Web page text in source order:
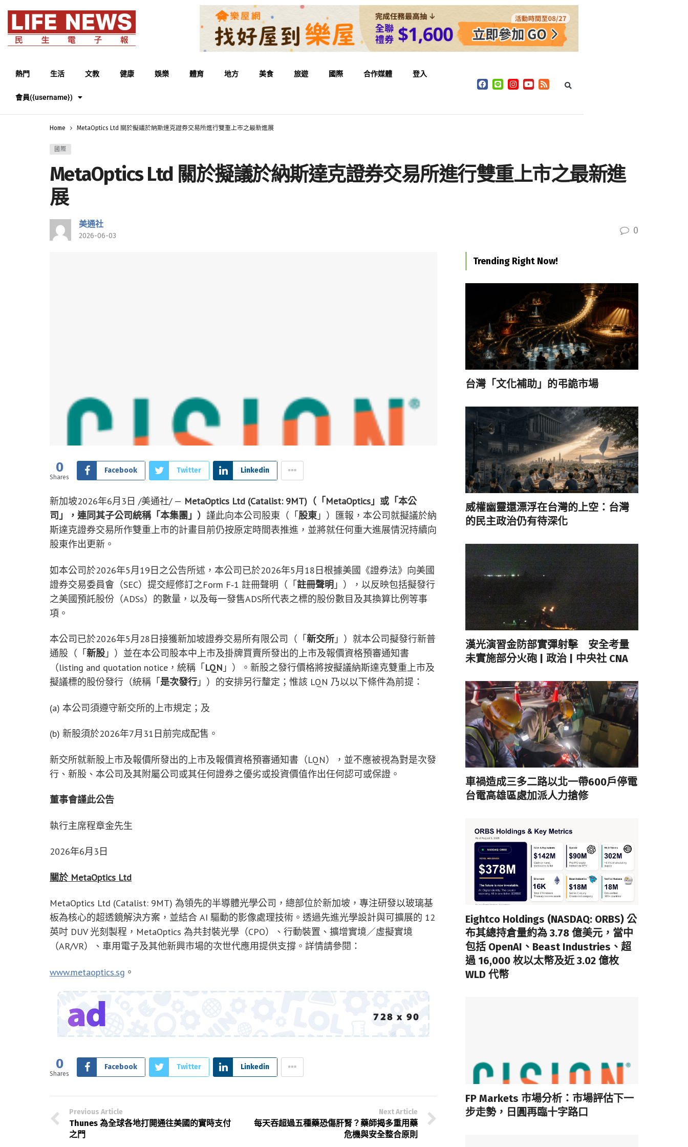
熱門 生活 文教 健康 娛樂 體育 地方 美食 旅遊 國際 合作媒體 登入
會員({username})
Home MetaOptics Ltd 關於擬議於納斯達克證券交易所進行雙重上市之最新進展
國際
MetaOptics Ltd 關於擬議於納斯達克證券交易所進行雙重上市之最新進
展
美通社
2026-06-03 0
0
Shares
Facebook Twitter Linkedin
新加坡2026年6月3日 /美通社/ — MetaOptics Ltd (Catalist: 9MT) （「MetaOptics 」或「本公
司」，連同其子公司統稱「本集團」） 謹此向本公司股東（「股東 」）匯報，本公司就擬議於納
斯達克證券交易所作雙重上市的計畫目前仍按原定時間表推進，並將就任何重大進展情況持續向
股東作出更新。
如本公司於2026年5月19日之公告所述，本公司已於2026年5月18日根據美國《證券法》向美國
證券交易委員會（SEC）提交經修訂之Form F‑1 註冊聲明（「註冊聲明 」），以反映包括擬發行
之美國預託股份（ADSs）的數量，以及每一發售ADS所代表之標的股份數目及其換算比例等事
項。
本公司已於2026年5月28日接獲新加坡證券交易所有限公司（「新交所 」）就本公司擬發行新普
通股（「新股 」）並在本公司股本中上市及掛牌買賣所發出的上市及報價資格預審通知書
（listing and quotation notice，統稱「LQN 」）。新股之發行價格將按擬議納斯達克雙重上市及
擬議標的股份發行（統稱「是次發行 」）的安排另行釐定；惟該 LQN 乃以以下條件為前提：
(a) 本公司須遵守新交所的上市規定；及
(b) 新股須於2026年7月31日前完成配售。
新交所就新股上市及報價所發出的上市及報價資格預審通知書（LQN），並不應被視為對是次發
行、新股、本公司及其附屬公司或其任何證券之優劣或投資價值作出任何認可或保證。
董事會謹此公告
執行主席程章金先生
2026年6月3日
關於 MetaOptics Ltd
MetaOptics Ltd (Catalist: 9MT) 為領先的半導體光學公司，總部位於新加坡，專注研發以玻璃基
板為核心的超透鏡解決方案，並結合 AI 驅動的影像處理技術。透過先進光學設計與可擴展的 12
英吋 DUV 光刻製程，MetaOptics 為共封裝光學（CPO）、行動裝置、擴增實境／虛擬實境
（AR/VR）、車用電子及其他新興市場的次世代應用提供支撐。詳情請參閱：
www.metaoptics.sg 。
0
Shares
Facebook Twitter Linkedin
Previous Article
Thunes 為全球各地打開通往美國的實時支付
之門
Next Article
每天吞超過五種藥恐傷肝腎？藥師揭多重用藥
危機與安全整合原則
Trending Right Now!
台灣「文化補助」的弔詭市場
威權幽靈還漂浮在台灣的上空：台灣
的民主政治仍有待深化
漢光演習金防部實彈射擊 安全考量
未實施部分火砲 | 政治 | 中央社 CNA
車禍造成三多二路以北一帶600戶停電
台電高雄區處加派人力搶修
Eightco Holdings (NASDAQ: ORBS) 公
布其總持倉量約為 3.78 億美元，當中
包括 OpenAI、Beast Industries、超
過 16,000 枚以太幣及近 3.02 億枚
WLD 代幣
FP Markets 市場分析：市場評估下一
步走勢，日圓再臨十字路口